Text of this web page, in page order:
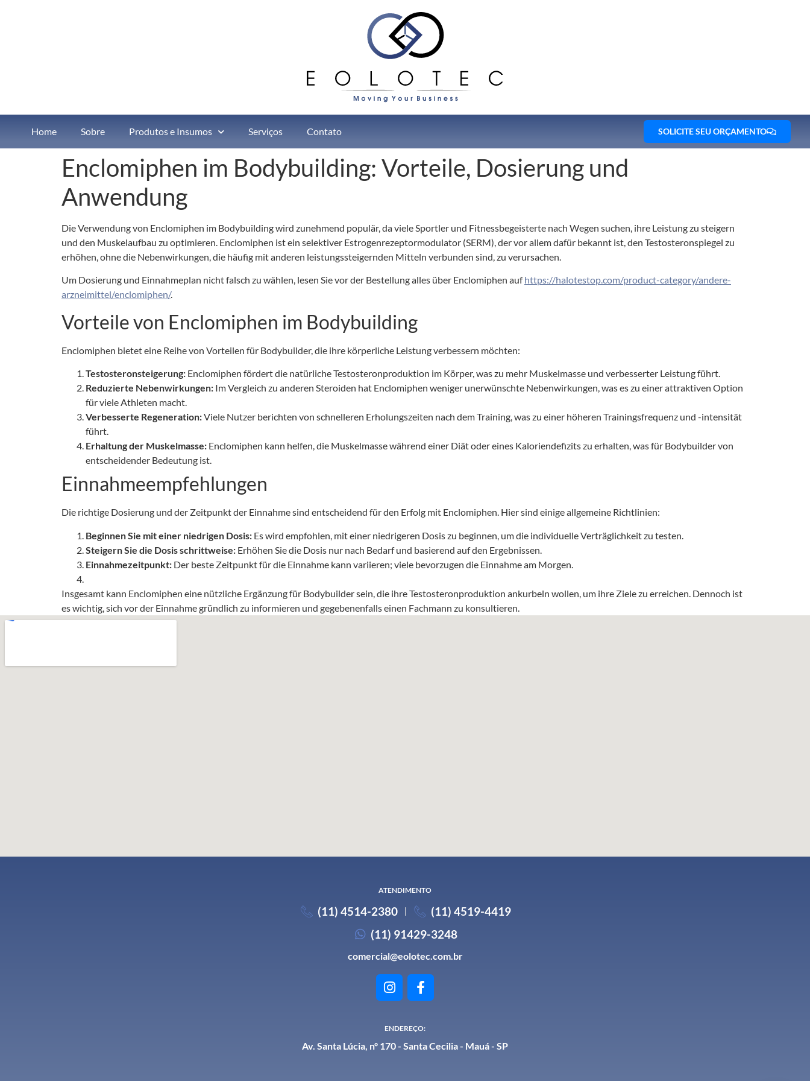
Home Sobre Produtos e Insumos Serviços Contato SOLICITE SEU ORÇAMENTO
Enclomiphen im Bodybuilding: Vorteile, Dosierung und
Anwendung
Die Verwendung von Enclomiphen im Bodybuilding wird zunehmend populär, da viele Sportler und Fitnessbegeisterte nach Wegen suchen, ihre Leistung zu steigern
und den Muskelaufbau zu optimieren. Enclomiphen ist ein selektiver Estrogenrezeptormodulator (SERM), der vor allem dafür bekannt ist, den Testosteronspiegel zu
erhöhen, ohne die Nebenwirkungen, die häufig mit anderen leistungssteigernden Mitteln verbunden sind, zu verursachen.
Um Dosierung und Einnahmeplan nicht falsch zu wählen, lesen Sie vor der Bestellung alles über Enclomiphen aufhttps://halotestop.com/product-category/andere-
arzneimittel/enclomiphen/.
Vorteile von Enclomiphen im Bodybuilding
Enclomiphen bietet eine Reihe von Vorteilen für Bodybuilder, die ihre körperliche Leistung verbessern möchten:
Testosteronsteigerung: Enclomiphen fördert die natürliche Testosteronproduktion im Körper, was zu mehr Muskelmasse und verbesserter Leistung führt.
Reduzierte Nebenwirkungen: Im Vergleich zu anderen Steroiden hat Enclomiphen weniger unerwünschte Nebenwirkungen, was es zu einer attraktiven Option
für viele Athleten macht.
Verbesserte Regeneration:Viele Nutzer berichten von schnelleren Erholungszeiten nach dem Training, was zu einer höheren Trainingsfrequenz und -intensität
führt.
Erhaltung der Muskelmasse: Enclomiphen kann helfen, die Muskelmasse während einer Diät oder eines Kaloriendefizits zu erhalten, was für Bodybuilder von
entscheidender Bedeutung ist.
Einnahmeempfehlungen
Die richtige Dosierung und der Zeitpunkt der Einnahme sind entscheidend für den Erfolg mit Enclomiphen. Hier sind einige allgemeine Richtlinien:
Beginnen Sie mit einer niedrigen Dosis: Es wird empfohlen, mit einer niedrigeren Dosis zu beginnen, um die individuelle Verträglichkeit zu testen.
Steigern Sie die Dosis schrittweise: Erhöhen Sie die Dosis nur nach Bedarf und basierend auf den Ergebnissen.
Einnahmezeitpunkt: Der beste Zeitpunkt für die Einnahme kann variieren; viele bevorzugen die Einnahme am Morgen.
Insgesamt kann Enclomiphen eine nützliche Ergänzung für Bodybuilder sein, die ihre Testosteronproduktion ankurbeln wollen, um ihre Ziele zu erreichen. Dennoch ist
es wichtig, sich vor der Einnahme gründlich zu informieren und gegebenenfalls einen Fachmann zu konsultieren.
ATENDIMENTO
(11) 4514-2380
(11) 4519-4419
(11) 91429-3248
comercial@eolotec.com.br
ENDEREÇO:
Av. Santa Lúcia, nº 170 - Santa Cecilia - Mauá - SP